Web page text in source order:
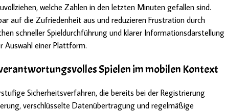
welche Zahlen in den letzten Minuten gefallen sind.
auf die Zufriedenheit aus und reduzieren Frustration durch
schneller Spieldurchführung und klarer Informationsdarstellung
Auswahl einer Plattform.
Spielen im mobilen Kontext
Sicherheitsverfahren, die bereits bei der Registrierung
verschlüsselte Datenübertragung und regelmäßige